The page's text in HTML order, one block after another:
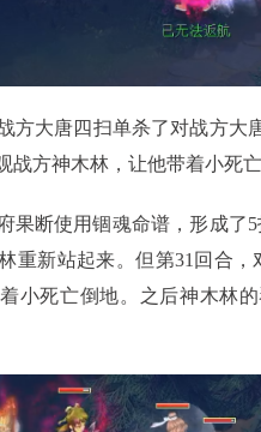
大唐四扫单杀了对战方大
战方神木林，让他带着小死亡
断使用锢魂命谱，形成了5
重新站起来。但第31回合
小死亡倒地。之后神木林